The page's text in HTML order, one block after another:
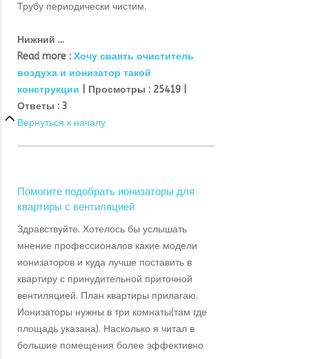
Трубу периодически чистим.
Нижний ...
Read more : Хочу сваять очиститель
воздуха и ионизатор такой
конструкции
Просмотры : 25419 |
Ответы : 3
Вернуться к началу
Помогите подобрать ионизаторы для
квартиры с вентиляцией
Здравствуйте. Хотелось бы услышать
мнение профессионалов какие модели
ионизаторов и куда лучше поставить в
квартиру с принудительной приточной
вентиляцией. План квартиры прилагаю.
Ионизаторы нужны в три комнаты(там где
площадь указана). Насколько я читал в
большие помещения более эффективно